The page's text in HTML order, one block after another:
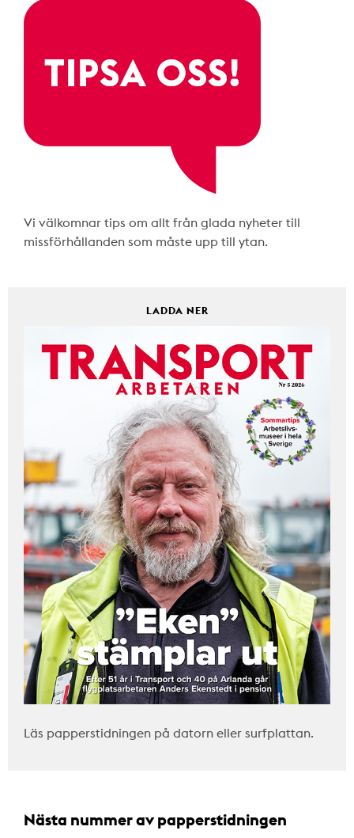
Vi välkomnar tips om allt från glada nyheter till
missförhållanden som måste upp till ytan.
LADDA NER
Läs papperstidningen på datorn eller surfplattan.
Nästa nummer av papperstidningen